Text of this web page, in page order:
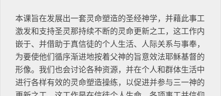
本课旨在发展出一套灵命塑造的圣经神学，并藉此事工
激发和支持圣灵那持续不断的灵命更新之工，这工作内
嵌于、并借助于真信徒的个人生活、人际关系与事奉，
为要使他们循序渐进地按着父神的旨意效法耶稣基督的
形像。我们也会讨论各种资源，并在个人和群体生活中
进行各样有效的灵命塑造操练，以促进并参与三一神的